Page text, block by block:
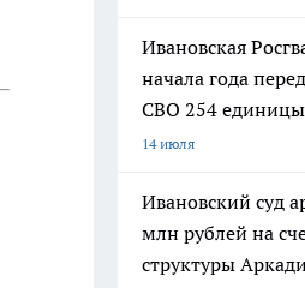
Ивановская
начала года
СВО 254
14 июля
Ивановский суд
млн рублей на
структуры